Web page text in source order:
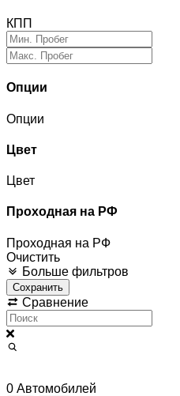
КПП
Опции
Опции
Цвет
Цвет
Проходная на РФ
Проходная на РФ
Очистить
Больше фильтров
Сохранить
Сравнение
0 Автомобилей